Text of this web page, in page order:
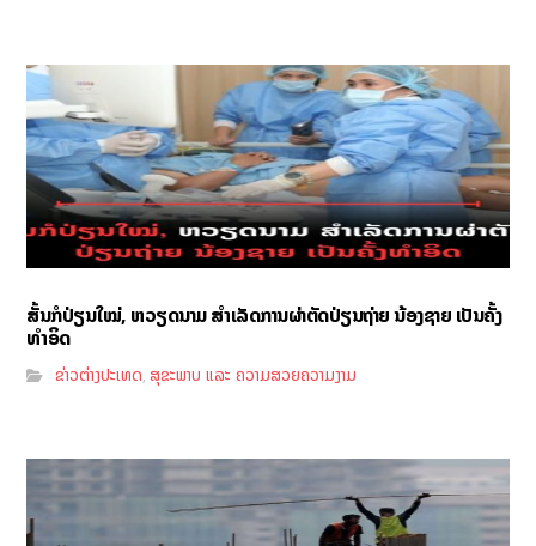
ສັ້ນກໍປ່ຽນໃໝ່, ຫວຽດນາມ ສຳເລັດການຜ່າຕັດປ່ຽນຖ່າຍ ນ້ອງຊາຍ ເປັນຄັ້ງ
ທຳອິດ
ຂ່າວຕ່າງປະເທດ,ສຸຂະພາບ ແລະ ຄວາມສວຍຄວາມງາມ